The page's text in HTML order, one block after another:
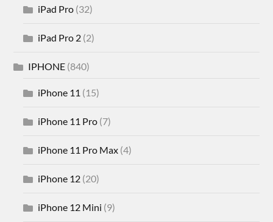
iPad Pro (32)
iPad Pro 2 (2)
IPHONE (840)
iPhone 11 (15)
iPhone 11 Pro (7)
iPhone 11 Pro Max (4)
iPhone 12 (20)
iPhone 12 Mini (9)